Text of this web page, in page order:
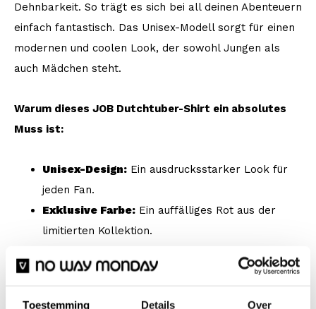
Toestemming Details Over
Dehnbarkeit. So trägt es sich bei all deinen Abenteuern
einfach fantastisch. Das Unisex-Modell sorgt für einen
modernen und coolen Look, der sowohl Jungen als
auch Mädchen steht.
Warum dieses JOB Dutchtuber-Shirt ein absolutes
Muss ist:
Unisex-Design: Ein ausdrucksstarker Look für
jeden Fan.
Exklusive Farbe: Ein auffälliges Rot aus der
limitierten Kollektion.
Drucken, die lange schön bleiben.